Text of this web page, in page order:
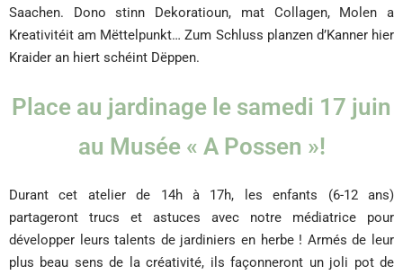
Saachen. Dono stinn Dekoratioun, mat Collagen, Molen a
Kreativitéit am Mëttelpunkt… Zum Schluss planzen d’Kanner hier
Kraider an hiert schéint Dëppen.
Place au jardinage le samedi 17 juin
au Musée « A Possen »!
Durant cet atelier de 14h à 17h, les enfants (6-12 ans)
partageront trucs et astuces avec notre médiatrice pour
développer leurs talents de jardiniers en herbe ! Armés de leur
plus beau sens de la créativité, ils façonneront un joli pot de